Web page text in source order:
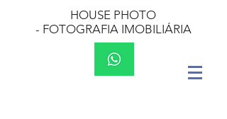
HOUSE PHOTO
- FOTOGRAFIA IMOBILIÁRIA